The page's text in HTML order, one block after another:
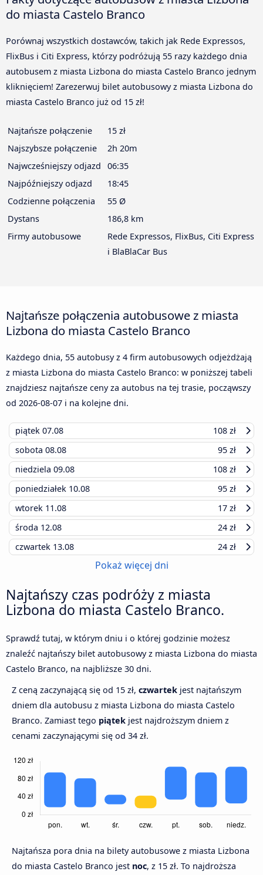
do miasta Castelo Branco
Porównaj wszystkich dostawców, takich jak Rede Expressos,
FlixBus i Citi Express, którzy podróżują 55 razy każdego dnia
autobusem z miasta Lizbona do miasta Castelo Branco jednym
kliknięciem! Zarezerwuj bilet autobusowy z miasta Lizbona do
miasta Castelo Branco już od 15 zł!
Najtańsze połączenie
15 zł
Najszybsze połączenie
2h 20m
Najwcześniejszy odjazd
06:35
Najpóźniejszy odjazd
18:45
Codzienne połączenia
55 Ø
Dystans
186,8 km
Firmy autobusowe
Rede Expressos, FlixBus, Citi Express
i BlaBlaCar Bus
Najtańsze połączenia autobusowe z miasta
Lizbona do miasta Castelo Branco
Każdego dnia, 55 autobusy z 4 firm autobusowych odjeżdżają
z miasta Lizbona do miasta Castelo Branco: w poniższej tabeli
znajdziesz najtańsze ceny za autobus na tej trasie, począwszy
od 2026-08-07 i na kolejne dni.
piątek 07.08
108 zł
sobota 08.08
95 zł
niedziela 09.08
108 zł
poniedziałek 10.08
95 zł
wtorek 11.08
17 zł
środa 12.08
24 zł
czwartek 13.08 24 zł
Pokaż więcej dni
Najtańszy czas podróży z miasta
Lizbona do miasta Castelo Branco.
Sprawdź tutaj, w którym dniu i o której godzinie możesz
znaleźć najtańszy bilet autobusowy z miasta Lizbona do miasta
Castelo Branco, na najbliższe 30 dni.
Z ceną zaczynającą się od 15 zł, czwartek jest najtańszym
dniem dla autobusu z miasta Lizbona do miasta Castelo
Branco. Zamiast tego piątek jest najdroższym dniem z
cenami zaczynającymi się od 34 zł.
Najtańsza pora dnia na bilety autobusowe z miasta Lizbona
do miasta Castelo Branco jest noc, z 15 zł. To najdroższa